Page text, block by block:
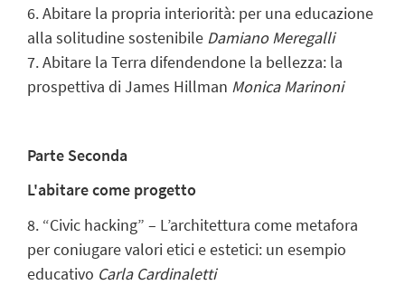
6. Abitare la propria interiorità: per una educazione
alla solitudine sostenibile Damiano Meregalli
7. Abitare la Terra difendendone la bellezza: la
prospettiva di James Hillman Monica Marinoni
Parte Seconda
L'abitare come progetto
8. “Civic hacking” – L’architettura come metafora
per coniugare valori etici e estetici: un esempio
educativo Carla Cardinaletti